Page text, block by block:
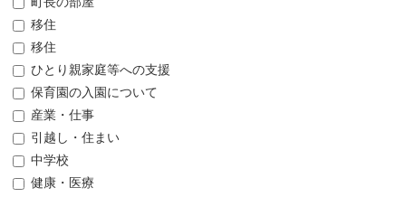
移住
移住
ひとり親家庭等への支援
保育園の入園について
産業・仕事
引越し・住まい
中学校
健康・医療